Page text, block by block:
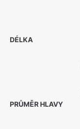
DÉLKA
PRŮMĚR HLAVY